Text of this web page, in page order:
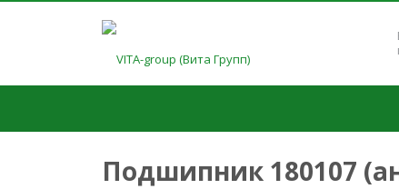
Подшипник 180107